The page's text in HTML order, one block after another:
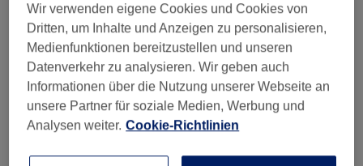
1 Std. 45 Min.Details anzeigen
Gesichtsbehandlung - K&N Luxus
Behandlung
1 Std. 10 Min.Details anzeigen
120 €
190 €
Auswählen
Tattoo/Tätowierung "Feineline"
1 Std. 30 Min. - 2 Std.Details anzeigen
ab 100 €
Wir verwenden eigene Cookies und Cookies von
Dritten, um Inhalte und Anzeigen zu personalisieren,
Medienfunktionen bereitzustellen und unseren
Datenverkehr zu analysieren. Wir geben auch
Informationen über die Nutzung unserer Webseite an
unsere Partner für soziale Medien, Werbung und
Analysen weiter. Cookie-Richtlinien